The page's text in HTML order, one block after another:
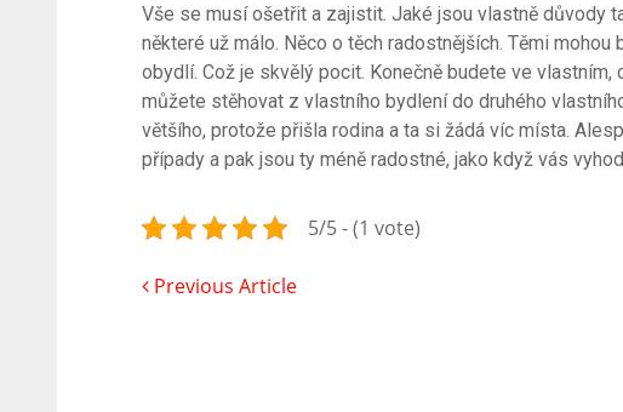
Vše se musí ošetřit a zajistit. Jaké jsou vlastně důvody
některé už málo. Něco o těch radostnějších. Těmi
obydlí. Což je skvělý pocit. Konečně budete ve vlastním,
můžete stěhovat z vlastního bydlení do druhého
většího, protože přišla rodina a ta si žádá víc místa.
případy a pak jsou ty méně radostné, jako když vás
5/5 - (1 vote)
Previous Article